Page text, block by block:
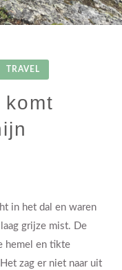
TRAVEL
in het dal en waren
grijze mist. De
hemel en tikte
zag er niet naar uit